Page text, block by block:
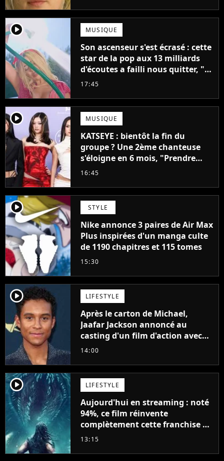
player2 MUSIQUE
Son ascenseur s'est écrasé : cette
star de la pop aux 13 milliards
d'écoutes a failli nous quitter, "Je
pensais ne plus jamais chanter"
17:45
player2 MUSIQUE
KATSEYE : bientôt la fin du
groupe ? Une 2ème chanteuse
s'éloigne en 6 mois, "Prendre
cette décision n’a pas été facile"
16:45
player2 STYLE
Nike annonce 3 paires de Air Max
Plus inspirées d'un manga culte
de 1190 chapitres et 115 tomes
15:30
player2 LIFESTYLE
Après le carton de Michael,
Jaafar Jackson annoncé au
casting d'un film d'action avec
Will Smith
14:00
player2 LIFESTYLE
Aujourd'hui en streaming : noté
94%, ce film réinvente
complètement cette franchise de
science-fiction vieille de 40 ans
13:15